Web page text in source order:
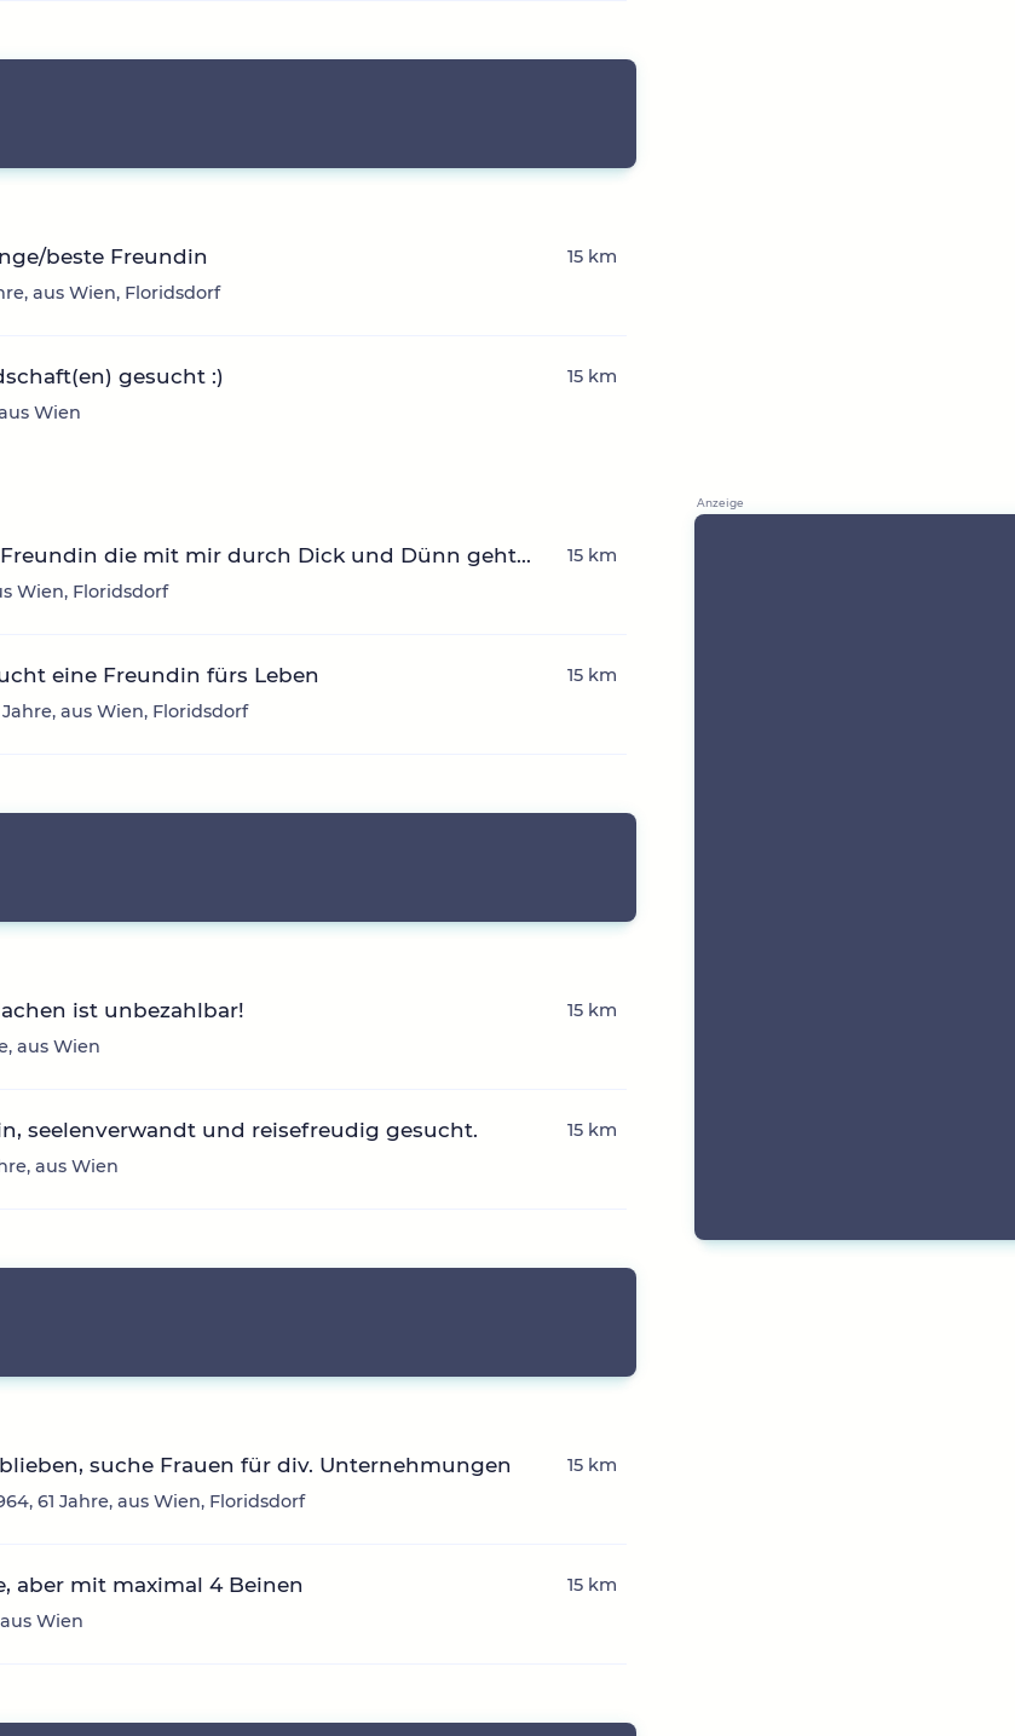
beste Freundin
aus Wien, Floridsdorf
15 km
gesucht :)
Wien
15 km
die mit mir durch Dick und Dünn geht...
Wien, Floridsdorf
15 km
eine Freundin fürs Leben
aus Wien, Floridsdorf
15 km
ist unbezahlbar!
aus Wien
15 km
seelenverwandt und reisefreudig gesucht.
aus Wien
15 km
suche Frauen für div. Unternehmungen
61 Jahre, aus Wien, Floridsdorf
15 km
aber mit maximal 4 Beinen
Wien
15 km